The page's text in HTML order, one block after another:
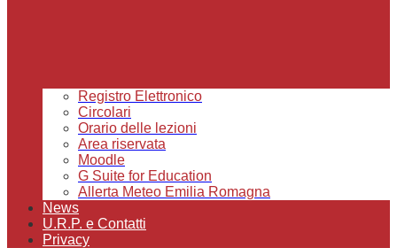
Registro Elettronico
Circolari
Orario delle lezioni
Area riservata
Moodle
G Suite for Education
Allerta Meteo Emilia Romagna
News
U.R.P. e Contatti
Privacy